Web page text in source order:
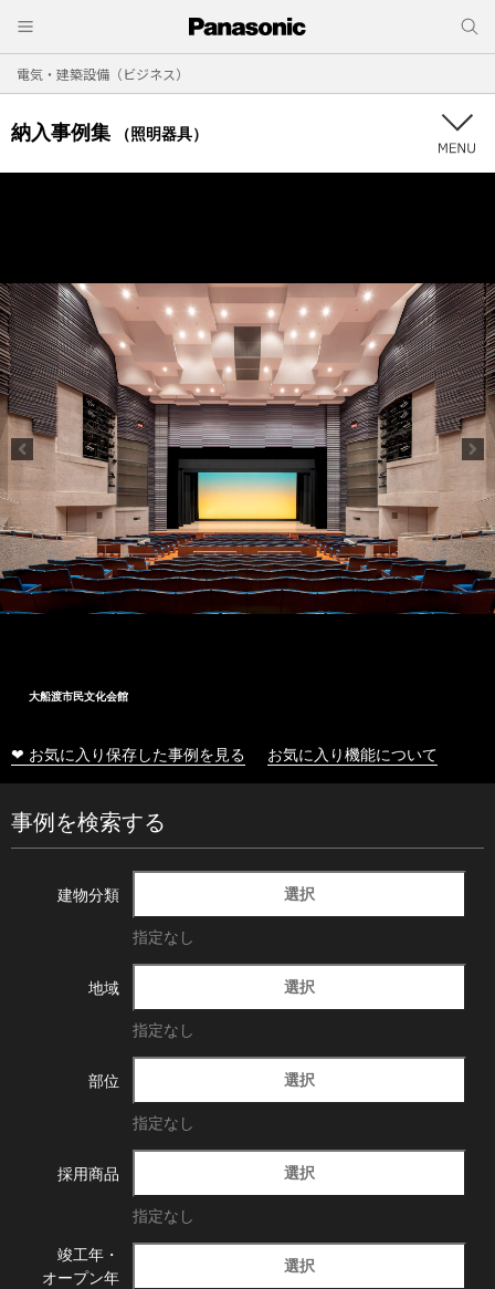
電気・建築設備（ビジネス）
納入事例集 （照明器具）
大船渡市民文化会館
❤ お気に入り保存した事例を見る お気に入り機能について
事例を検索する
建物分類 選択
指定なし
地域 選択
指定なし
部位 選択
指定なし
採用商品 選択
指定なし
竣工年・
オープン年
選択